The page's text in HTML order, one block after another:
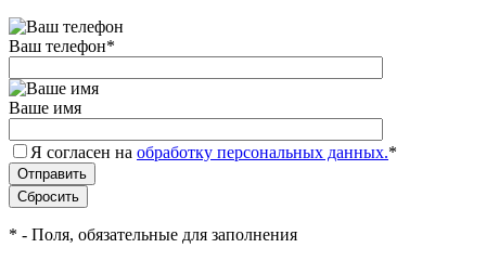
Ваш телефон*
Ваше имя
Я согласен на обработку персональных данных.*
* - Поля, обязательные для заполнения